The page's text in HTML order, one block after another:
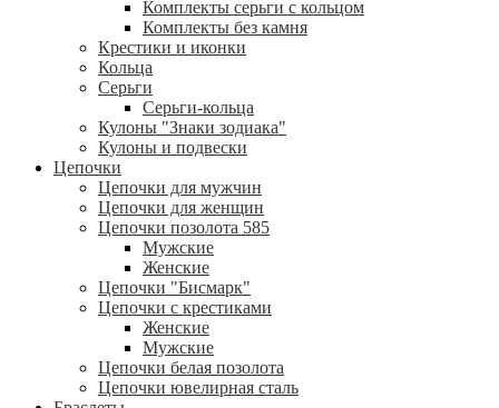
Комплекты серьги с кольцом
Комплекты без камня
Крестики и иконки
Кольца
Серьги
Серьги-кольца
Кулоны "Знаки зодиака"
Кулоны и подвески
Цепочки
Цепочки для мужчин
Цепочки для женщин
Цепочки позолота 585
Мужские
Женские
Цепочки "Бисмарк"
Цепочки с крестиками
Женские
Мужские
Цепочки белая позолота
Цепочки ювелирная сталь